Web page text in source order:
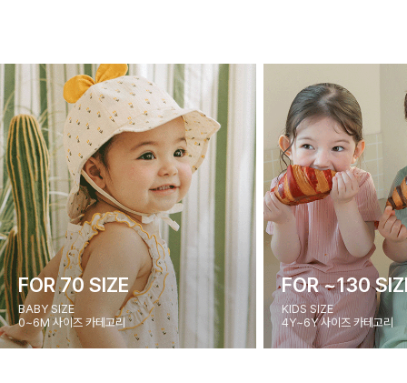
FOR 70 SIZE
BABY SIZE
0~6M 사이즈 카테고리
FOR ~130
KIDS SIZE
4Y~6Y 사이즈 카테고리